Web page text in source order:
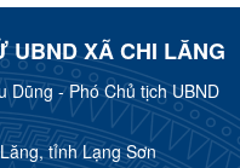
UBND XÃ CHI LĂNG
- Phó Chủ tịch UBND
tỉnh Lạng Sơn